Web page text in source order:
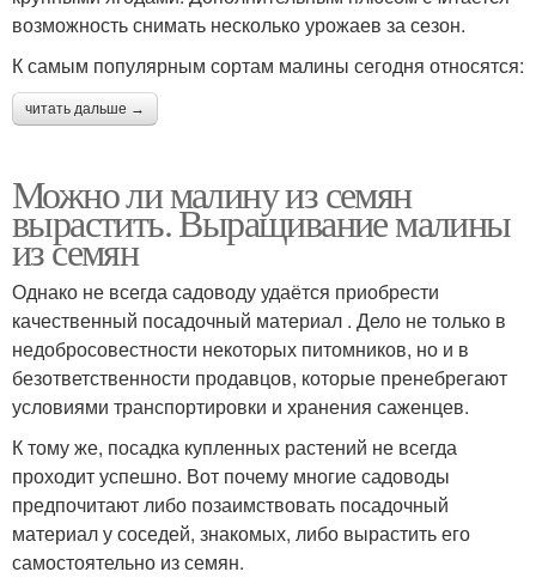
возможность снимать несколько урожаев за сезон.
К самым популярным сортам малины сегодня относятся:
читать дальше →
Можно ли малину из семян
вырастить. Выращивание малины
из семян
Однако не всегда садоводу удаётся приобрести
качественный посадочный материал . Дело не только в
недобросовестности некоторых питомников, но и в
безответственности продавцов, которые пренебрегают
условиями транспортировки и хранения саженцев.
К тому же, посадка купленных растений не всегда
проходит успешно. Вот почему многие садоводы
предпочитают либо позаимствовать посадочный
материал у соседей, знакомых, либо вырастить его
самостоятельно из семян.